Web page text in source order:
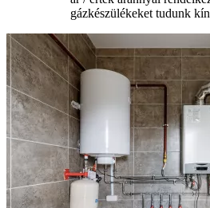
gázkészülékeket tudunk